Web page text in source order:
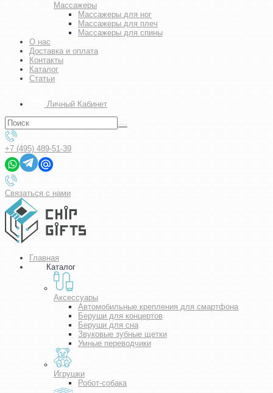
Массажеры
Массажеры для ног
Массажеры для плеч
Массажеры для спины
О нас
Доставка и оплата
Контакты
Каталог
Статьи
Личный Кабинет
+7 (495) 489-51-39
Связаться с нами
Главная
Каталог
Аксессуары
Автомобильные крепления для смартфона
Беруши для концертов
Беруши для сна
Звуковые зубные щетки
Умные переводчики
Игрушки
Робот-собака